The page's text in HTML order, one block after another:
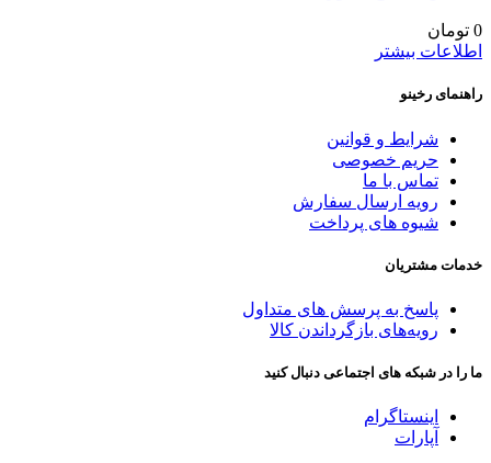
0 تومان
اطلاعات بیشتر
راهنمای رخینو
شرایط و قوانین
حریم خصوصی
تماس با ما
رویه ارسال سفارش
شیوه های پرداخت
خدمات مشتریان
پاسخ به پرسش های متداول
رویه‌های بازگرداندن کالا
ما را در شبکه های اجتماعی دنبال کنید
اینستاگرام
آپارات